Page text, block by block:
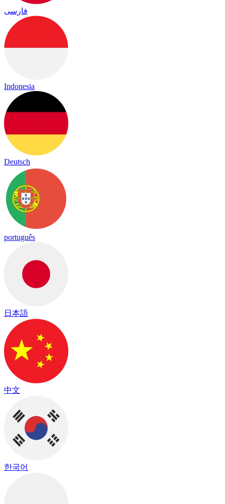
فارسی
Indonesia
Deutsch
português
日本語
中文
한국어